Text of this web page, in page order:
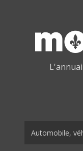
Automobile,